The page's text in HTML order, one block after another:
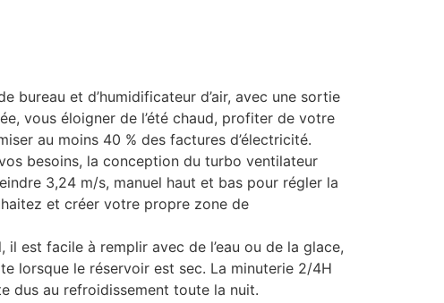
bureau et d’humidificateur d’air, avec une sortie
vous éloigner de l’été chaud, profiter de votre
au moins 40 % des factures d’électricité.
besoins, la conception du turbo ventilateur
3,24 m/s, manuel haut et bas pour régler la
et créer votre propre zone de
il est facile à remplir avec de l’eau ou de la glace,
lorsque le réservoir est sec. La minuterie 2/4H
dus au refroidissement toute la nuit.